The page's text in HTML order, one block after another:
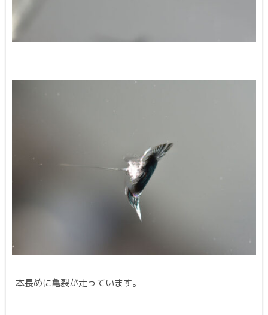
1本長めに亀裂が走っています。